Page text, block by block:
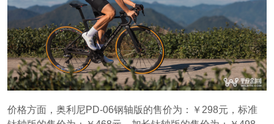
价格方面，奥利尼PD-06钢轴版的售价为：￥298元，标准